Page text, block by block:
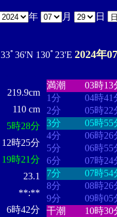
年 月 日
33ﾟ36'N 130ﾟ23'E 2024年
219.9cm
110 cm
5時28分
12時25分
19時21分
23.1
**:**
6時42分
満潮
03時13
1分
04時41
2分
05時22
3分
05時55
4分
06時26
5分
06時55
6分
07時24
7分
07時54
8分
08時26
9分
09時05
干潮
10時30